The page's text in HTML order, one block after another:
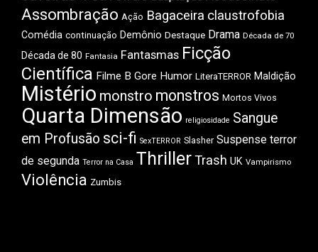
Assombração Ação Bagaceira claustrofobia
Comédia continuação Demônio Destaque Drama Década de 70
Década de 80 Fantasia Fantasmas Ficção
Científica Filme B Gore Humor LiteraTERROR Maldição
Mistério monstro monstros Mortos Vivos
Quarta Dimensão religiosidade Sangue
em Profusão sci-fi SexTERROR Slasher Suspense terror
de segunda Terror na Casa ThrillerTrash UK Vampirismo
Violência Zumbis